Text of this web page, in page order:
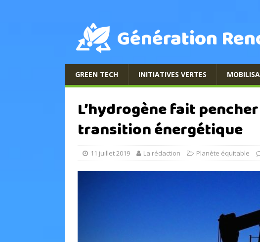
Génération
GREEN TECH INITIATIVES VERTES
L’hydrogène fait
transition énergétique
11 juillet 2019 La rédaction Planète équitable